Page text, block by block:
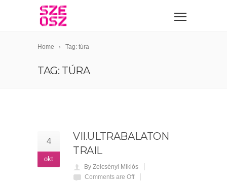
Home Tag: túra
TAG: TÚRA
4
okt
VII.ULTRABALATON
TRAIL
By Zelcsényi Miklós
Comments are Off